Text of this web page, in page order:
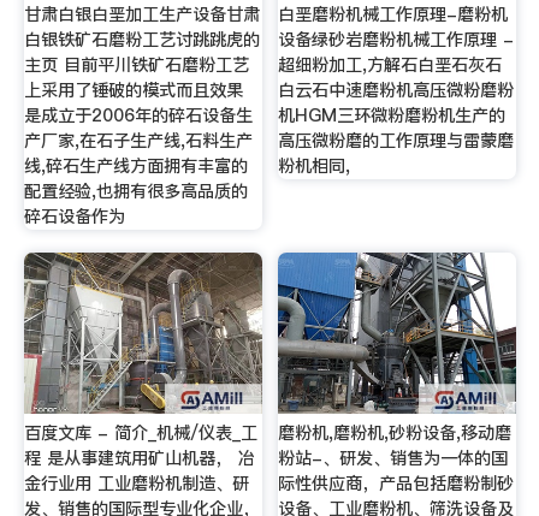
甘肃白银白垩加工生产设备甘肃
白银铁矿石磨粉工艺讨跳跳虎的
主页 目前平川铁矿石磨粉工艺
上采用了锤破的模式而且效果
是成立于2006年的碎石设备生
产厂家,在石子生产线,石料生产
线,碎石生产线方面拥有丰富的
配置经验,也拥有很多高品质的
碎石设备作为
白垩磨粉机械工作原理-磨粉机
设备绿砂岩磨粉机械工作原理 -
超细粉加工,方解石白垩石灰石
白云石中速磨粉机高压微粉磨粉
机HGM三环微粉磨粉机生产的
高压微粉磨的工作原理与雷蒙磨
粉机相同,
百度文库 - 简介_机械/仪表_工
程 是从事建筑用矿山机器， 冶
金行业用 工业磨粉机制造、研
发、销售的国际型专业化企业，
磨粉机,磨粉机,砂粉设备,移动磨
粉站-、研发、销售为一体的国
际性供应商，产品包括磨粉制砂
设备、工业磨粉机、筛洗设备及